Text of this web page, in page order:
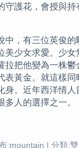
守護花，會授與
，有三位英俊的
美少女求愛。少女
拉把他變為一株鬱
表黃金。就這樣
身。近年西洋情人
人的選擇之一。
:mountain | 分類: